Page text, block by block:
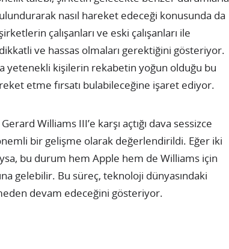
nasıl hareket edeceği konusunda da
çalışanları ve eski çalışanları ile
ve hassas olmaları gerektiğini gösteriyor.
yetenekli kişilerin rekabetin yoğun olduğu bu
etme fırsatı bulabileceğine işaret ediyor.
Williams III’e karşı açtığı dava sessizce
bir gelişme olarak değerlendirildi. Eğer iki
bu durum hem Apple hem de Williams için
gelebilir. Bu süreç, teknoloji dünyasındaki
devam edeceğini gösteriyor.